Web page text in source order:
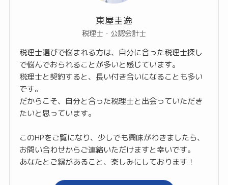
東屋圭逸
税理士・公認会計士
税理士選びで悩まれる方は、自分に合った税理士探し
で悩んでおられることが多いと感じています。
税理士と契約すると、長い付き合いになることも多い
です。
だからこそ、自分と合った税理士と出会っていただき
たいと思っています。
このHPをご覧になり、少しでも興味がわきましたら、
お問い合わせからご連絡いただけますと幸いです。
あなたとご縁があること、楽しみにしております！